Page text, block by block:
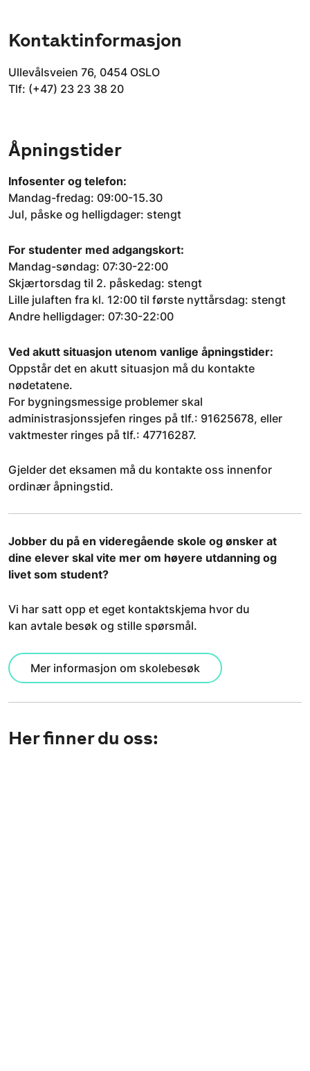
Kontaktinformasjon
Ullevålsveien 76, 0454 OSLO
Tlf: (+47) 23 23 38 20
Åpningstider
Infosenter og telefon:
Mandag-fredag: 09:00-15.30
Jul, påske og helligdager: stengt
For studenter med adgangskort:
Mandag-søndag: 07:30-22:00
Skjærtorsdag til 2. påskedag: stengt
Lille julaften fra kl. 12:00 til første nyttårsdag: stengt
Andre helligdager: 07:30-22:00
Ved akutt situasjon utenom vanlige åpningstider:
Oppstår det en akutt situasjon må du kontakte
nødetatene.
For bygningsmessige problemer skal
administrasjonssjefen ringes på tlf.: 91625678, eller
vaktmester ringes på tlf.: 47716287.
Gjelder det eksamen må du kontakte oss innenfor
ordinær åpningstid.
Jobber du på en videregående skole og ønsker at
dine elever skal vite mer om høyere utdanning og
livet som student?
Vi har satt opp et eget kontaktskjema hvor du
kan avtale besøk og stille spørsmål.
Mer informasjon om skolebesøk
Her finner du oss: